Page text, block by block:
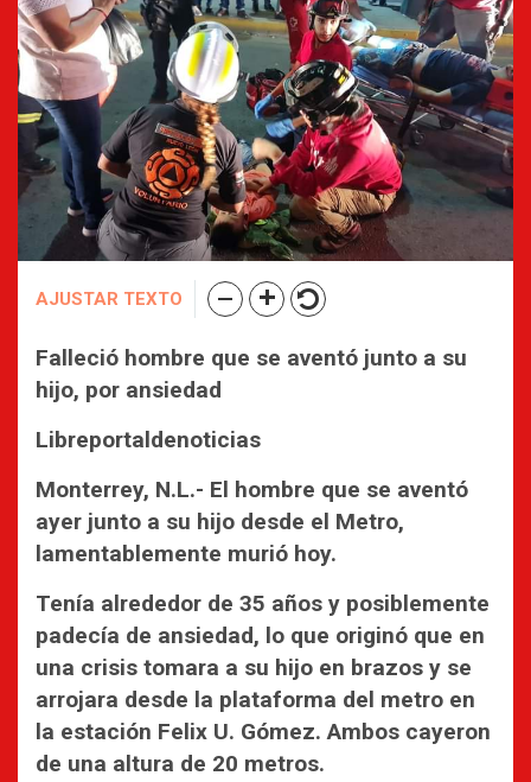
AJUSTAR TEXTO
Falleció hombre que se aventó junto a su
hijo, por ansiedad
Libreportaldenoticias
Monterrey, N.L.- El hombre que se aventó
ayer junto a su hijo desde el Metro,
lamentablemente murió hoy.
Tenía alrededor de 35 años y posiblemente
padecía de ansiedad, lo que originó que en
una crisis tomara a su hijo en brazos y se
arrojara desde la plataforma del metro en
la estación Felix U. Gómez. Ambos cayeron
de una altura de 20 metros.